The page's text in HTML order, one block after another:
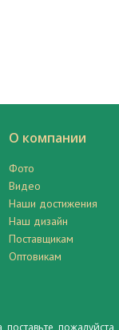
О компании
Фото
Видео
Наши достижения
Наш дизайн
Поставщикам
Оптовикам
пожалуйста,